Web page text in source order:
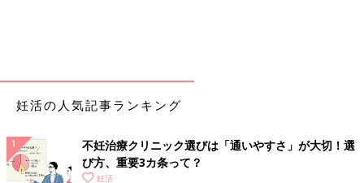
妊活の人気記事ランキング
不妊治療クリニック選びは「通いやすさ」が大切！選
び方、重要3カ条って？
妊活